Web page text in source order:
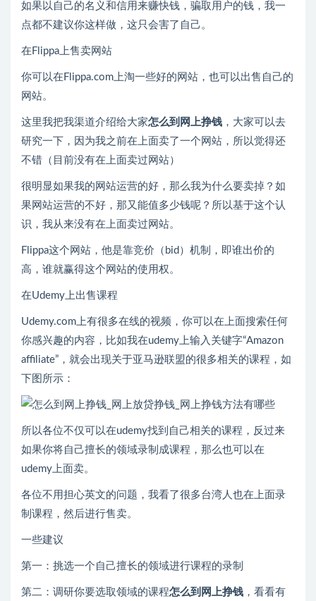
如果以自己的名义和信用来赚快钱，骗取用户的钱，我一
点都不建议你这样做，这只会害了自己。
在Flippa上售卖网站
你可以在Flippa.com上淘一些好的网站，也可以出售自己的
网站。
这里我把我渠道介绍给大家怎么到网上挣钱 ，大家可以去
研究一下，因为我之前在上面卖了一个网站，所以觉得还
不错（目前没有在上面卖过网站）
很明显如果我的网站运营的好，那么我为什么要卖掉？如
果网站运营的不好，那又能值多少钱呢？所以基于这个认
识，我从来没有在上面卖过网站。
Flippa这个网站，他是靠竞价（bid）机制，即谁出价的
高，谁就赢得这个网站的使用权。
在Udemy上出售课程
Udemy.com上有很多在线的视频，你可以在上面搜索任何
你感兴趣的内容，比如我在udemy上输入关键字“Amazon
affiliate”，就会出现关于亚马逊联盟的很多相关的课程，如
下图所示：
所以各位不仅可以在udemy找到自己相关的课程，反过来
如果你将自己擅长的领域录制成课程，那么也可以在
udemy上面卖。
各位不用担心英文的问题，我看了很多台湾人也在上面录
制课程，然后进行售卖。
一些建议
第一：挑选一个自己擅长的领域进行课程的录制
第二：调研你要选取领域的课程怎么到网上挣钱 ，看看有